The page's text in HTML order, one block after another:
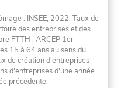
: INSEE, 2022. Taux de
des entreprises et des
FTTH : ARCEP 1er
15 à 64 ans au sens du
de création d'entreprises
d'entreprises d'une année
précédente.